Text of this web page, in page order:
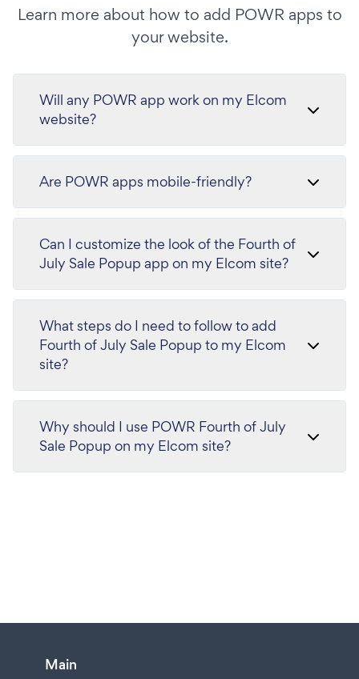
Learn more about how to add POWR apps to
your website.
Will any POWR app work on my Elcom
website?
Are POWR apps mobile-friendly?
Can I customize the look of the Fourth of
July Sale Popup app on my Elcom site?
What steps do I need to follow to add
Fourth of July Sale Popup to my Elcom
site?
Why should I use POWR Fourth of July
Sale Popup on my Elcom site?
Main